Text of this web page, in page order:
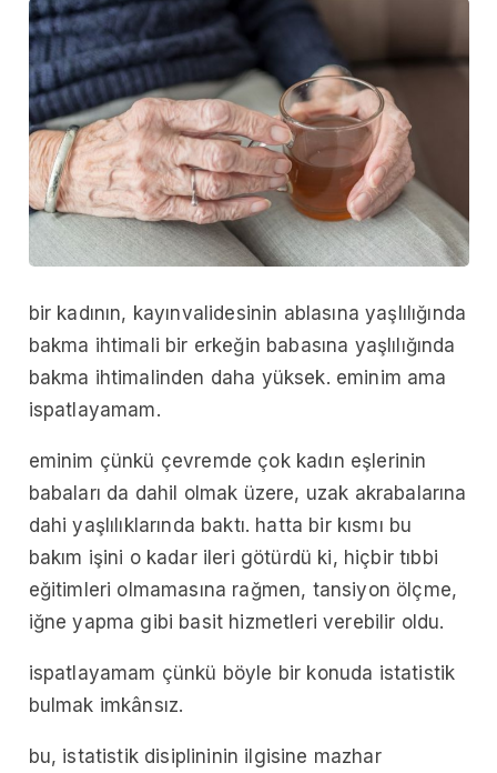
bir kadının, kayınvalidesinin ablasına yaşlılığında
bakma ihtimali bir erkeğin babasına yaşlılığında
bakma ihtimalinden daha yüksek. eminim ama
ispatlayamam.
eminim çünkü çevremde çok kadın eşlerinin
babaları da dahil olmak üzere, uzak akrabalarına
dahi yaşlılıklarında baktı. hatta bir kısmı bu
bakım işini o kadar ileri götürdü ki, hiçbir tıbbi
eğitimleri olmamasına rağmen, tansiyon ölçme,
iğne yapma gibi basit hizmetleri verebilir oldu.
ispatlayamam çünkü böyle bir konuda istatistik
bulmak imkânsız.
bu, istatistik disiplininin ilgisine mazhar